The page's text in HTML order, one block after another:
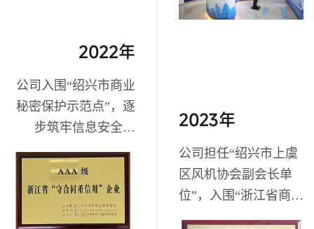
2022年
公司入围“绍兴市商业
秘密保护示范点”，逐
步筑牢信息安全防
省'守合同重信用'企
业”；
2023年
公司担任“绍兴市上虞
区风机协会副会长单
位”，入围“浙江省商业